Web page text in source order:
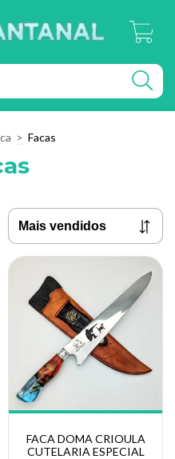
> Facas
FACA DOMA CRIOULA
CUTELARIA ESPECIAL